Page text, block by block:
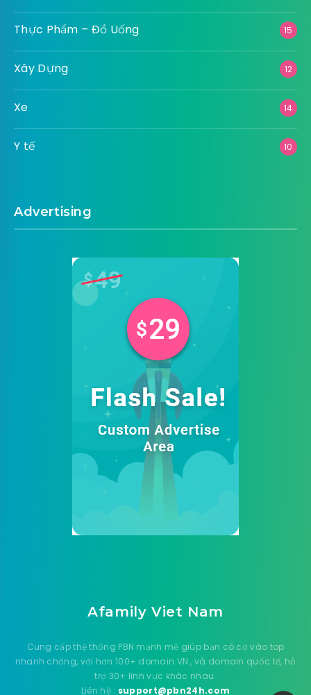
Thực Phẩm – Đồ Uống 15
Xây Dựng 12
Xe 14
Y tế 10
Advertising
Afamily Viet Nam
Cung cấp thệ thống PBN mạnh mẽ giúp bạn có cơ vào top
nhanh chống, với hơn 100+ domain VN , và domain quốc tế, hỗ
trợ 30+ lĩnh vực khác nhau.
Liên hệ : support@pbn24h.com